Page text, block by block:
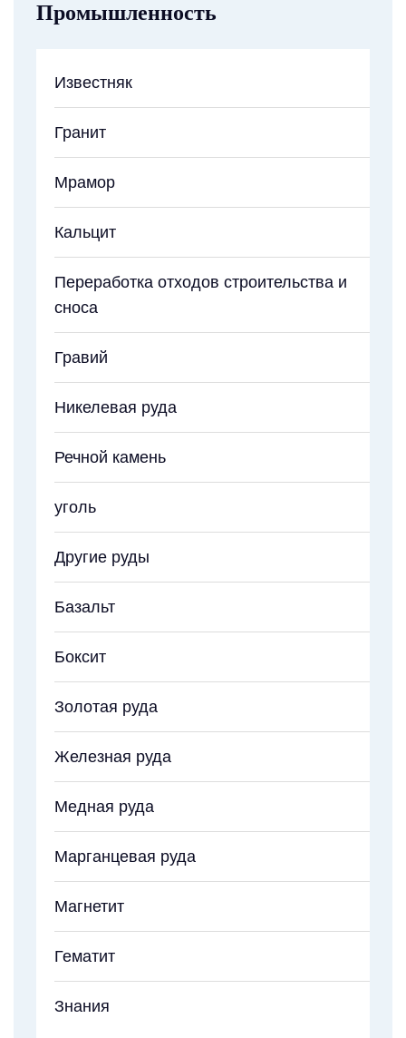
Промышленность
Известняк
Гранит
Мрамор
Кальцит
Переработка отходов строительства и
сноса
Гравий
Никелевая руда
Речной камень
уголь
Другие руды
Базальт
Боксит
Золотая руда
Железная руда
Медная руда
Марганцевая руда
Магнетит
Гематит
Знания